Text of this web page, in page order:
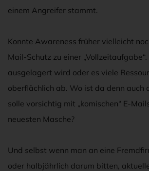
einem Angreifer stammt.
Konnte Awareness früher vielleicht
Mail-Schutz zu einer
ausgelagert wird oder es viele
oberflächlich ab. Wo ist da denn auch
solle vorsichtig mit „komischen“ E-
neuesten Masche?
Und selbst wenn man an eine
oder halbjährlich darum bitten,